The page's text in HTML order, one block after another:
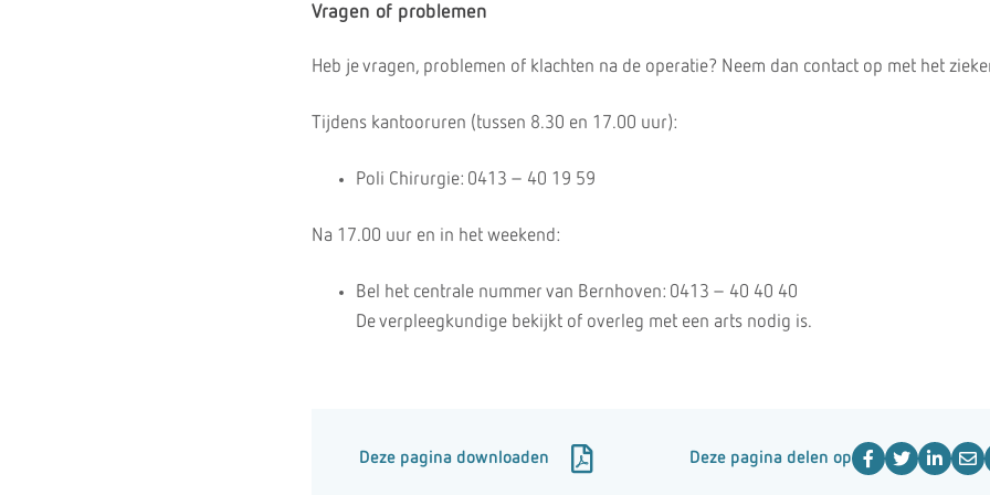
Vragen of problemen
Heb je vragen, problemen of klachten na de operatie? Neem dan contact op met het
Tijdens kantooruren (tussen 8.30 en 17.00 uur):
Poli Chirurgie: 0413 – 40 19 59
Na 17.00 uur en in het weekend:
Bel het centrale nummer van Bernhoven: 0413 – 40 40 40
De verpleegkundige bekijkt of overleg met een arts nodig is.
Deze pagina downloaden Deze pagina delen op